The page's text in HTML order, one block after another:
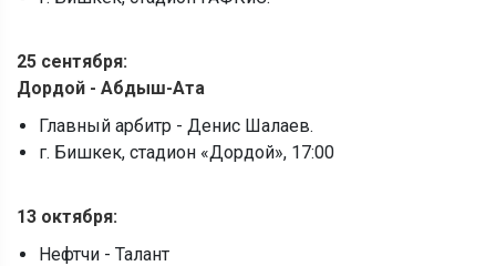
25 сентября:
Дордой - Абдыш-Ата
Главный арбитр - Денис Шалаев.
г. Бишкек, стадион «Дордой», 17:00
13 октября:
Нефтчи - Талант